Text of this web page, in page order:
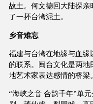
故土。何文德回大陆探
了一抔台湾泥土。
乡音难忘
福建与台湾在地缘与血
的联系。闽台文化是两
地艺术家表达感情的桥梁。
“海峡之音 合韵千年”单